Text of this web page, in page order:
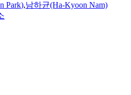
Park),남하균(Ha-Kyoon Nam)